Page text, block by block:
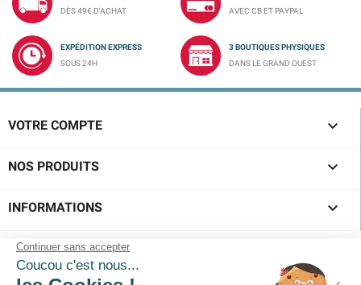
DÈS 49€ D'ACHAT
AVEC CB ET PAYPAL
EXPÉDITION EXPRESS
SOUS 24H
3 BOUTIQUES PHYSIQUES
DANS LE GRAND OUEST
VOTRE COMPTE 
NOS PRODUITS 
INFORMATIONS 